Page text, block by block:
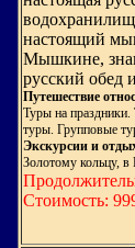
настоящий
Мышкине,
русский обед
Путешествие
Туры на
туры. Групповые
Экскурсии и
Золотому кольцу,
Стоимость: